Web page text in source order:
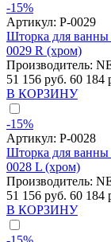
-15%
Артикул: P-0029
Шторка для
0029 R (хром)
Производитель:
51 156 руб. 60 184
В КОРЗИНУ
-15%
Артикул: P-0028
Шторка для
0028 L (хром)
Производитель:
51 156 руб. 60 184
В КОРЗИНУ